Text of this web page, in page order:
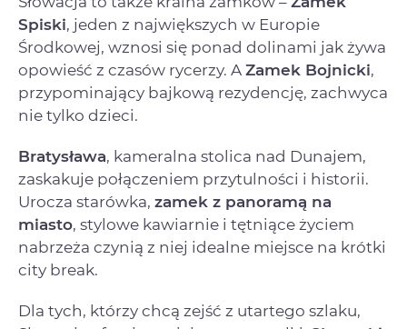
Spiski, jeden z największych w Europie
Środkowej, wznosi się ponad dolinami jak żywa
opowieść z czasów rycerzy. A Zamek Bojnicki,
przypominający bajkową rezydencję, zachwyca
nie tylko dzieci.
Bratysława, kameralna stolica nad Dunajem,
zaskakuje połączeniem przytulności i historii.
Urocza starówka, zamek z panoramą na
miasto, stylowe kawiarnie i tętniące życiem
nabrzeża czynią z niej idealne miejsce na krótki
city break.
Dla tych, którzy chcą zejść z utartego szlaku,